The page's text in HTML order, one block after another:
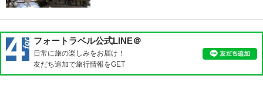
フォートラベル公式LINE＠
日常に旅の楽しみをお届け！
友だち追加で旅行情報をGET